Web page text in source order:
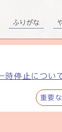
時停止につい
重要
ふりがな